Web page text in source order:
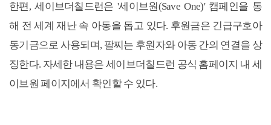
한편, 세이브더칠드런은 '세이브원(Save One)' 캠페인을 통
해 전 세계 재난 속 아동을 돕고 있다. 후원금은 긴급구호아
동기금으로 사용되며, 팔찌는 후원자와 아동 간의 연결을 상
징한다. 자세한 내용은 세이브더칠드런 공식 홈페이지 내 세
이브원 페이지에서 확인할 수 있다.